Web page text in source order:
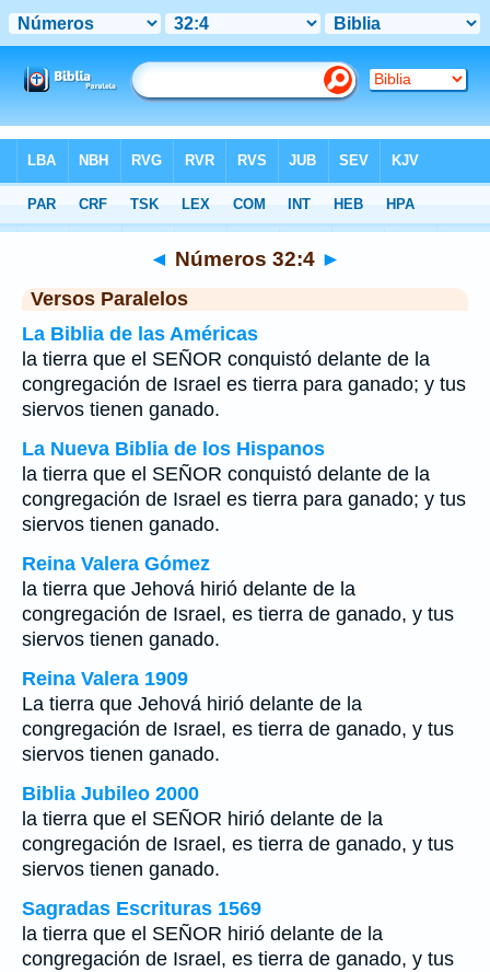
>Números Capítulo 32 > Verso 4
◄ Números 32:4 ►
Versos Paralelos
La Biblia de las Américas
la tierra que el SEÑOR conquistó delante de la
congregación de Israel es tierra para ganado; y tus
siervos tienen ganado.
La Nueva Biblia de los Hispanos
la tierra que el SEÑOR conquistó delante de la
congregación de Israel es tierra para ganado; y tus
siervos tienen ganado.
Reina Valera Gómez
la tierra que Jehová hirió delante de la
congregación de Israel, es tierra de ganado, y tus
siervos tienen ganado.
Reina Valera 1909
La tierra que Jehová hirió delante de la
congregación de Israel, es tierra de ganado, y tus
siervos tienen ganado.
Biblia Jubileo 2000
la tierra que el SEÑOR hirió delante de la
congregación de Israel, es tierra de ganado, y tus
siervos tienen ganado.
Sagradas Escrituras 1569
la tierra que el SEÑOR hirió delante de la
congregación de Israel, es tierra de ganado, y tus